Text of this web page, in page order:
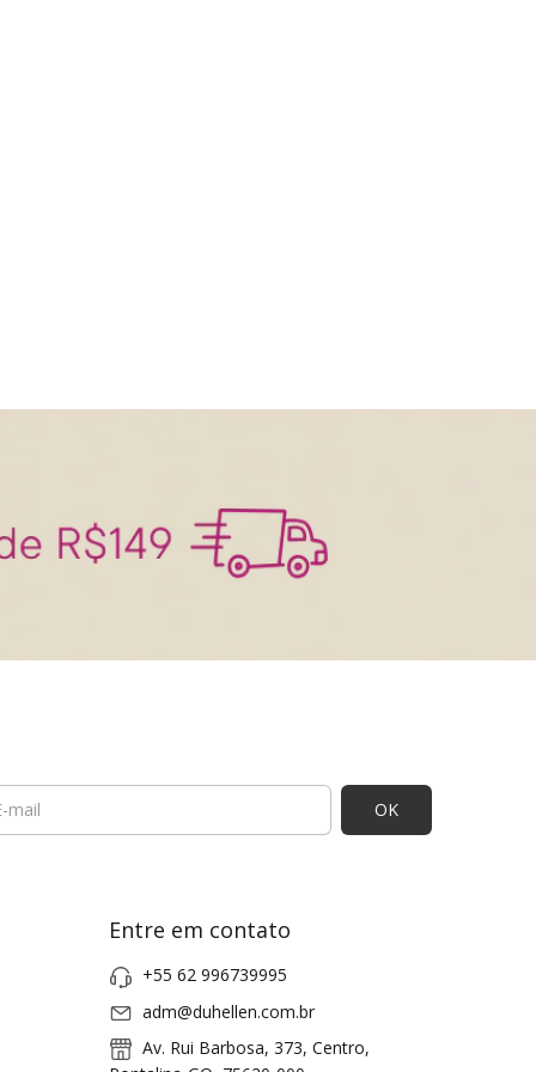
Entre em contato
+55 62 996739995
adm@duhellen.com.br
Av. Rui Barbosa, 373, Centro,